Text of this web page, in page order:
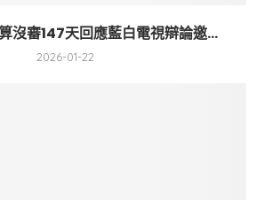
沒審147天回應藍白電視辯論邀...
2026-01-22